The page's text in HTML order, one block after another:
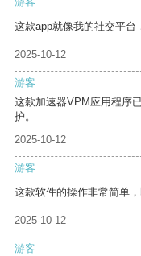
这款app就像我的社交平台
2025-10-12
游客
这款加速器VPM应用程序
护。
2025-10-12
游客
这款软件的操作非常简单
2025-10-12
游客